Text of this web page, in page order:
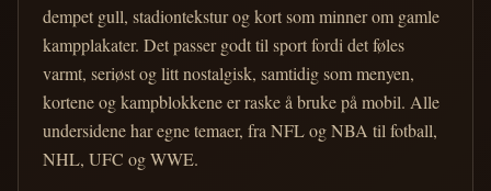
dempet gull, stadiontekstur og kort som minner om gamle
kampplakater. Det passer godt til sport fordi det føles
varmt, seriøst og litt nostalgisk, samtidig som menyen,
kortene og kampblokkene er raske å bruke på mobil. Alle
undersidene har egne temaer, fra NFL og NBA til fotball,
NHL, UFC og WWE.